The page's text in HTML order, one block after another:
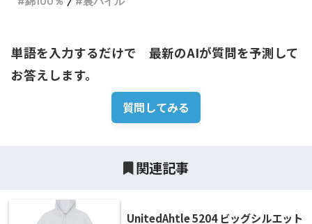
単語を入力するだけで　最新のAIが質問を予測して
お答えします。
質問してみる
関連記事
UnitedAhtle 5204 ビッグシルエット